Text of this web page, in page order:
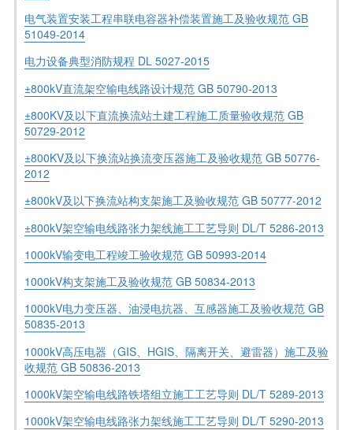
电气装置安装工程串联电容器补偿装置施工及验收规范 GB
51049-2014
电力设备典型消防规程 DL 5027-2015
±800kV直流架空输电线路设计规范 GB 50790-2013
±800KV及以下直流换流站土建工程施工质量验收规范 GB
50729-2012
±800KV及以下换流站换流变压器施工及验收规范 GB 50776-
2012
±800kV及以下换流站构支架施工及验收规范 GB 50777-2012
±800kV架空输电线路张力架线施工工艺导则 DL/T 5286-2013
1000kV输变电工程竣工验收规范 GB 50993-2014
1000kV构支架施工及验收规范 GB 50834-2013
1000kV电力变压器、油浸电抗器、互感器施工及验收规范 GB
50835-2013
1000kV高压电器（GIS、HGIS、隔离开关、避雷器）施工及验
收规范 GB 50836-2013
1000kV架空输电线路铁塔组立施工工艺导则 DL/T 5289-2013
1000kV架空输电线路张力架线施工工艺导则 DL/T 5290-2013